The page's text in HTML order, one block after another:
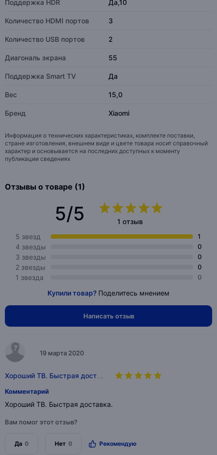
Поддержка HDR Да,10
Количество HDMI портов 3
Количество USB портов 2
Диагональ экрана 55
Поддержка Smart TV Да
Вес 15,0
Бренд Xiaomi
Информация о технических характеристиках, комплекте поставки,
стране изготовления, внешнем виде и цвете товара носит справочный
характер и основывается на последних доступных к моменту
публикации сведениях
Отзывы о товаре (1)
5/5
1 отзыв
5 звезд
1
4 звезды 0
3 звезды 0
2 звезды 0
1 звезда 0
Купили товар? Поделитесь мнением
Написать отзыв
19 марта 2020
Хороший ТВ. Быстрая дост…
Комментарий
Хороший ТВ. Быстрая доставка.
Вам помог этот отзыв?
Да 0 Нет 0 Рекомендую